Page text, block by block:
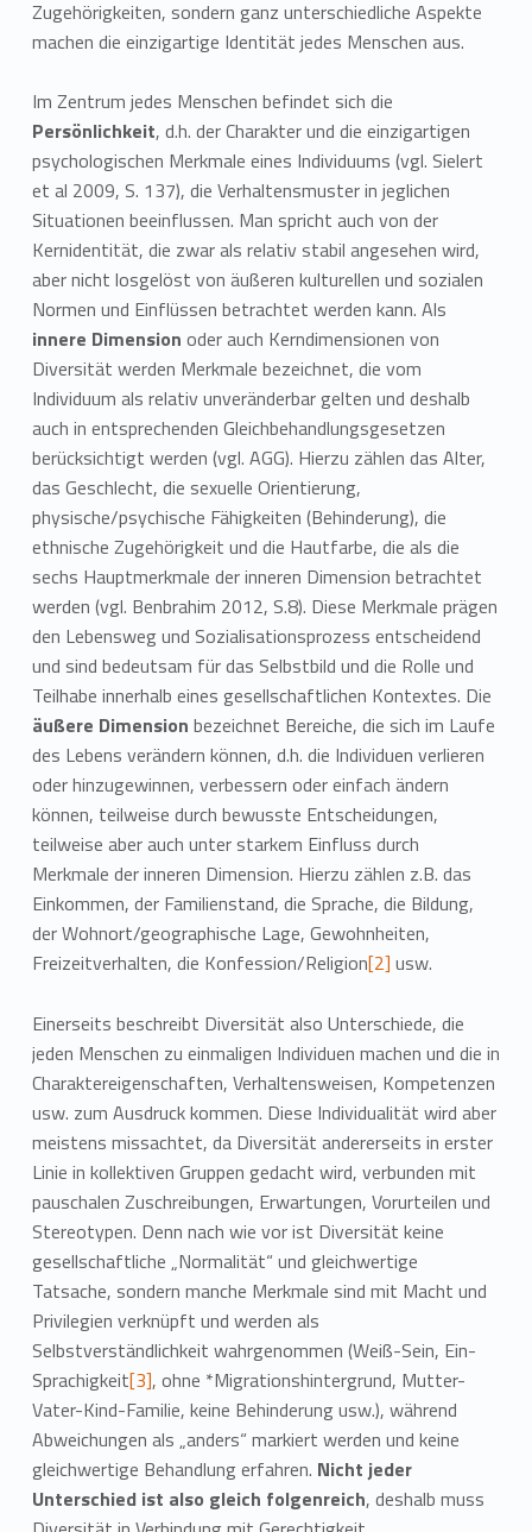
Zugehörigkeiten, sondern ganz unterschiedliche Aspekte
machen die einzigartige Identität jedes Menschen aus.
Im Zentrum jedes Menschen befindet sich die
Persönlichkeit, d.h. der Charakter und die einzigartigen
psychologischen Merkmale eines Individuums (vgl. Sielert
et al 2009, S. 137), die Verhaltensmuster in jeglichen
Situationen beeinflussen. Man spricht auch von der
Kernidentität, die zwar als relativ stabil angesehen wird,
aber nicht losgelöst von äußeren kulturellen und sozialen
Normen und Einflüssen betrachtet werden kann. Als
innere Dimension oder auch Kerndimensionen von
Diversität werden Merkmale bezeichnet, die vom
Individuum als relativ unveränderbar gelten und deshalb
auch in entsprechenden Gleichbehandlungsgesetzen
berücksichtigt werden (vgl. AGG). Hierzu zählen das Alter,
das Geschlecht, die sexuelle Orientierung,
physische/psychische Fähigkeiten (Behinderung), die
ethnische Zugehörigkeit und die Hautfarbe, die als die
sechs Hauptmerkmale der inneren Dimension betrachtet
werden (vgl. Benbrahim 2012, S.8). Diese Merkmale prägen
den Lebensweg und Sozialisationsprozess entscheidend
und sind bedeutsam für das Selbstbild und die Rolle und
Teilhabe innerhalb eines gesellschaftlichen Kontextes. Die
äußere Dimension bezeichnet Bereiche, die sich im Laufe
des Lebens verändern können, d.h. die Individuen verlieren
oder hinzugewinnen, verbessern oder einfach ändern
können, teilweise durch bewusste Entscheidungen,
teilweise aber auch unter starkem Einfluss durch
Merkmale der inneren Dimension. Hierzu zählen z.B. das
Einkommen, der Familienstand, die Sprache, die Bildung,
der Wohnort/geographische Lage, Gewohnheiten,
Freizeitverhalten, die Konfession/Religion[2] usw.
Einerseits beschreibt Diversität also Unterschiede, die
jeden Menschen zu einmaligen Individuen machen und die in
Charaktereigenschaften, Verhaltensweisen, Kompetenzen
usw. zum Ausdruck kommen. Diese Individualität wird aber
meistens missachtet, da Diversität andererseits in erster
Linie in kollektiven Gruppen gedacht wird, verbunden mit
pauschalen Zuschreibungen, Erwartungen, Vorurteilen und
Stereotypen. Denn nach wie vor ist Diversität keine
gesellschaftliche „Normalität“ und gleichwertige
Tatsache, sondern manche Merkmale sind mit Macht und
Privilegien verknüpft und werden als
Selbstverständlichkeit wahrgenommen (Weiß-Sein, Ein-
Sprachigkeit[3], ohne *Migrationshintergrund, Mutter-
Vater-Kind-Familie, keine Behinderung usw.), während
Abweichungen als „anders“ markiert werden und keine
gleichwertige Behandlung erfahren. Nicht jeder
Unterschied ist also gleich folgenreich, deshalb muss